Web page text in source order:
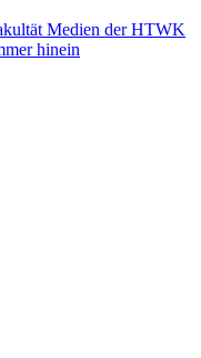
Medien der HTWK
hinein